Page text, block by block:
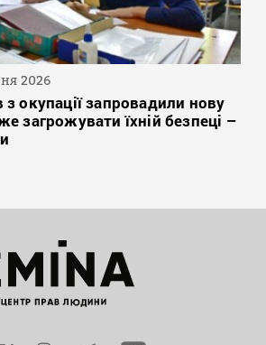
2026
окупації запровадили нову
загрожувати їхній безпеці –